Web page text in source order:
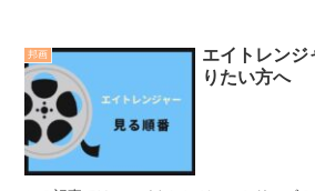
邦画
エイトレンジ
りたい方へ